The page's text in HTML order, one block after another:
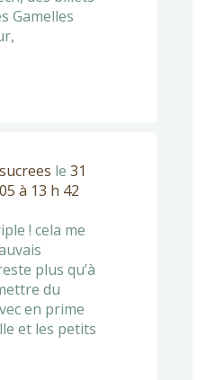
Gamelles
le 31
à 13 h 42
! cela me
plus qu’à
du
en prime
et les petits